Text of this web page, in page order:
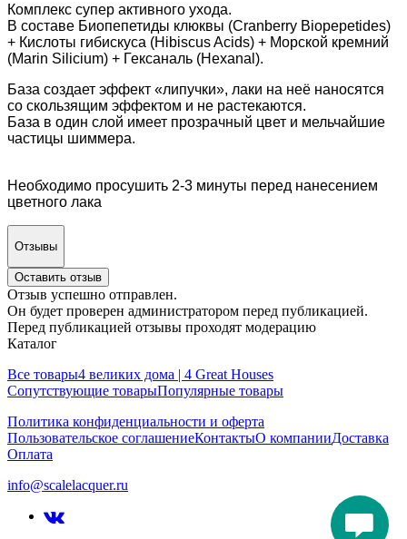
Комплекс супер активного ухода.
В составе Биопепетиды клюквы (Cranberry Biopepetides)
+ Кислоты гибискуса (Hibiscus Acids) + Морской кремний
(Marin Silicium) + Гексаналь (Hexanal).
База создает эффект «липучки», лаки на неё наносятся
со скользящим эффектом и не растекаются.
База в один слой имеет прозрачный цвет и мельчайшие
частицы шиммера.
Необходимо просушить 2-3 минуты перед нанесением
цветного лака
Отзывы
Оставить отзыв
Отзыв успешно отправлен.
Он будет проверен администратором перед публикацией.
Перед публикацией отзывы проходят модерацию
Каталог
Все товары4 великих дома | 4 Great Houses
Сопутствующие товарыПопулярные товары
Политика конфиденциальности и оферта
Пользовательское соглашениеКонтактыО компанииДоставка
Оплата
info@scalelacquer.ru